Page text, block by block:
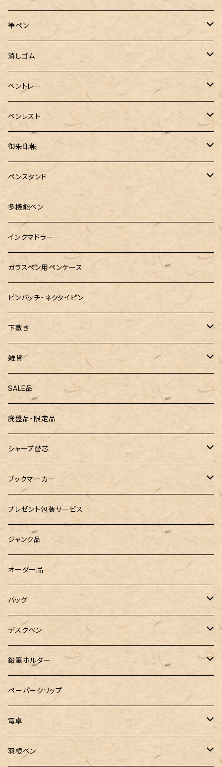
CROSS（クロス）
Sheaffer（シェーファー）
MONTEVERDE（モンテベルデ）
MONTBLANC（モンブラン）
バディ【Mark II(マークツー)】
PARKER(パーカー)
CROSS(クロス)
ANTOU（アントウ）
PenC mini
スタイルフィット ゲルインク
RETRO51
RHODIA(ロディア)
ロットリング
マルチペン
Luddite（ラダイト）
MONTEVERDE(モンテベルテ)
LAMY（ラミー）
ぺんてる
三菱鉛筆
ZEBRA（ゼブラ）
ROMEO（ロメオ）
こぶた工房
島田小割製材所
Ystudio（ワイスタジオ）
LOGステーショナリー
WATERMAN（ウォーターマン）
工房sokoharo（そこはろ）
ラダイト
PILOT（パイロット）
カスタム
RHODIA(ロディア)
KAYOU＋(カーユプラス)
IWI（アイダブリューアイ）
meister by POINT(マイスターバイポイント)
島田小割製材所
Ystudio（ワイスタジオ）
工房sokoharo（そこはろ）
富士瘤クラフト
神戸派計画
すずめや
ローラーボール 6色キャップ付
サンスター文具
筆ペン
Fonte
消しゴム
消しゴムケース
バハギア&クラフト
ツイスト消しゴム
MONS ORIS (モンズオーリス)
ペントレー
革製ペントレー
ペンレスト
ボルトレッティ
御朱印帳
富士ひのき御朱印帳【巓】
黄金富士ひのき御朱印帳
御朱印帳袋・カバー
CRUCIAL（クルーシャル）御朱印帳
ペンスタンド
Ystudio（ワイスタジオ）
多機能ペン
インクマドラー
ガラスペン用ペンケース
ピンバッチ・ネクタイピン
下敷き
専用リフィル
雑貨
黒板
跳び箱小物入れ
バランスゲーム（3種の木のおもちゃ）
どんぐりころころ（木のおもちゃ）
ラジオメーター
Tempo Drop（テンポドロップ）
グラスマーカー
バッグハンガー
SALE品
廃盤品・限定品
シャープ替芯
ぺんてる
廃盤品 Ain シュタイン 0.3
廃盤品 Ain シュタイン 0.2
ブックマーカー
ペーパーペン by if
プレゼント包装サービス
ジャンク品
オーダー品
バッグ
&Liebe(アンドリーベ)
デスクペン
24季 スタビライズドウッド
鉛筆ホルダー
LOGステーショナリー
ペーパークリップ
電卓
CASIO（カシオ）
羽根ペン